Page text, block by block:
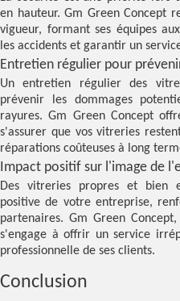
en hauteur. Gm Green Concept
vigueur, formant ses équipes
les accidents et garantir un
Entretien régulier pour
Un entretien régulier des
prévenir les dommages
rayures. Gm Green Concept
s'assurer que vos vitreries
réparations coûteuses à long
Impact positif sur l'image de
Des vitreries propres et bien
positive de votre entreprise,
partenaires. Gm Green
s'engage à offrir un service
professionnelle de ses clients.
Conclusion